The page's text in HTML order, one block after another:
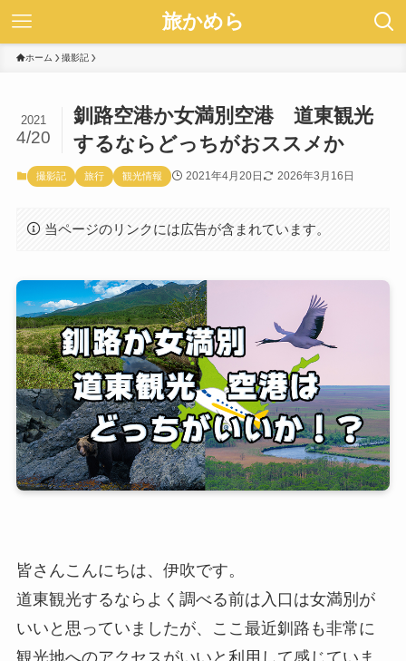
旅かめら
ホーム 撮影記
釧路空港か女満別空港 道東観光
するならどっちがおススメか
2021
4/20
撮影記 旅行 観光情報 2021年4月20日 2026年3月16日
当ページのリンクには広告が含まれています。
皆さんこんにちは、伊吹です。
道東観光するならよく調べる前は入口は女満別が
いいと思っていましたが、ここ最近釧路も非常に
観光地へのアクセスがいいと利用して感じていま